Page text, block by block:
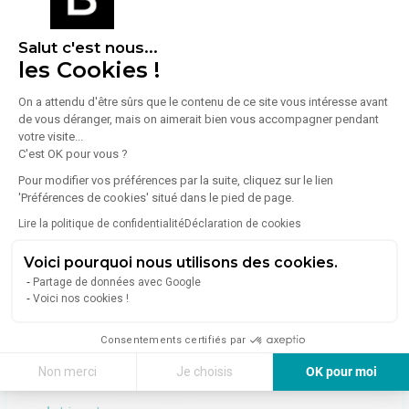
Salut c'est nous...
les Cookies !
On a attendu d'être sûrs que le contenu de ce site vous intéresse avant
de vous déranger, mais on aimerait bien vous accompagner pendant
votre visite...
C'est OK pour vous ?
Pour modifier vos préférences par la suite, cliquez sur le lien
'Préférences de cookies' situé dans le pied de page.
Lire la politique de confidentialitéDéclaration de cookies
Voici pourquoi nous utilisons des cookies.
Partage de données avec Google
Voici nos cookies !
Consentements certifiés par
Non merci Je choisis
OK pour moi
À propos de l'agence
PROLOCAUX
76100Rouen
Voir toutes les annonces de l'agence
spécialisé en région.
Implanté depuis 2015 dans les régions de la Normandie,